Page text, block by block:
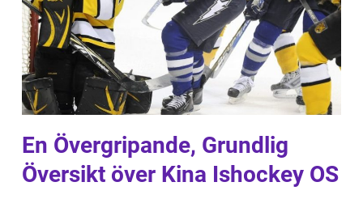
En Övergripande, Grundlig
Översikt över Kina Ishockey OS